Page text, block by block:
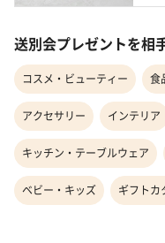
送別会プレゼントを相
コスメ・ビューティー 食
アクセサリー インテリア
キッチン・テーブルウェア
ベビー・キッズ ギフトカ